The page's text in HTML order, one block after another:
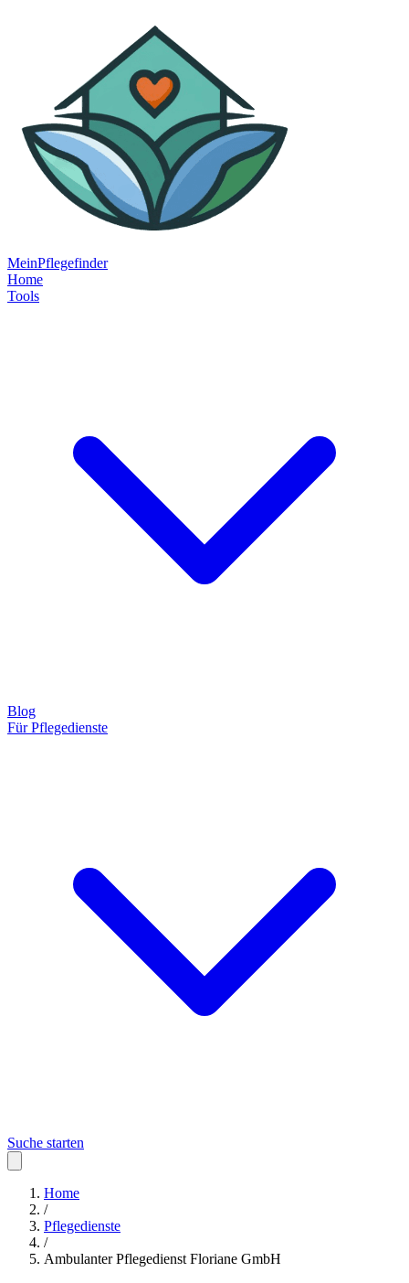
MeinPflegefinder
Home
Tools
Blog
Für Pflegedienste
Suche starten
Home
/
Pflegedienste
/
Ambulanter Pflegedienst Floriane GmbH